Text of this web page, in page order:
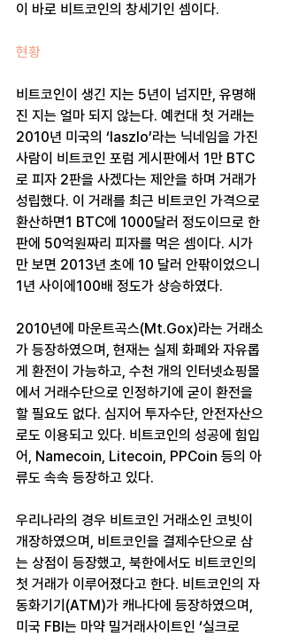
이 바로 비트코인의 창세기인 셈이다.
현황
비트코인이 생긴 지는 5년이 넘지만, 유명해
진 지는 얼마 되지 않는다. 예컨대 첫 거래는
2010년 미국의 ‘laszlo’라는 닉네임을 가진
사람이 비트코인 포럼 게시판에서 1만 BTC
로 피자 2판을 사겠다는 제안을 하며 거래가
성립했다. 이 거래를 최근 비트코인 가격으로
환산하면1 BTC에 1000달러 정도이므로 한
판에 50억원짜리 피자를 먹은 셈이다. 시가
만 보면 2013년 초에 10 달러 안팎이었으니
1년 사이에100배 정도가 상승하였다.
2010년에 마운트곡스(Mt.Gox)라는 거래소
가 등장하였으며, 현재는 실제 화폐와 자유롭
게 환전이 가능하고, 수천 개의 인터넷쇼핑몰
에서 거래수단으로 인정하기에 굳이 환전을
할 필요도 없다. 심지어 투자수단, 안전자산으
로도 이용되고 있다. 비트코인의 성공에 힘입
어, Namecoin, Litecoin, PPCoin 등의 아
류도 속속 등장하고 있다.
우리나라의 경우 비트코인 거래소인 코빗이
개장하였으며, 비트코인을 결제수단으로 삼
는 상점이 등장했고, 북한에서도 비트코인의
첫 거래가 이루어졌다고 한다. 비트코인의 자
동화기기(ATM)가 캐나다에 등장하였으며,
미국 FBI는 마약 밀거래사이트인 ‘실크로